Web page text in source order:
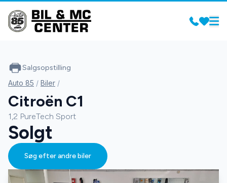
Salgsopstilling
Auto 85 / Biler /
Citroën C1
1,2 PureTech Sport
Solgt
Søg efter andre biler